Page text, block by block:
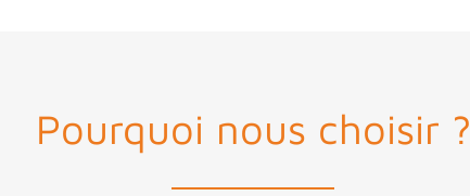
Pourquoi nous choisir ?